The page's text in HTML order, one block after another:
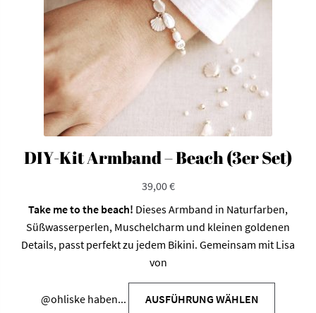
DIY-Kit Armband – Beach (3er Set)
39,00€
Take me to the beach! Dieses Armband in Naturfarben,
Süßwasserperlen, Muschelcharm und kleinen goldenen
Details, passt perfekt zu jedem Bikini. Gemeinsam mit Lisa
von
@ohliskehaben... AUSFÜHRUNG WÄHLEN